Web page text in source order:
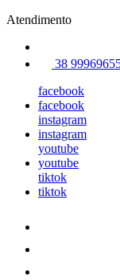
Atendimento
38
facebook
facebook
instagram
instagram
youtube
youtube
tiktok
tiktok